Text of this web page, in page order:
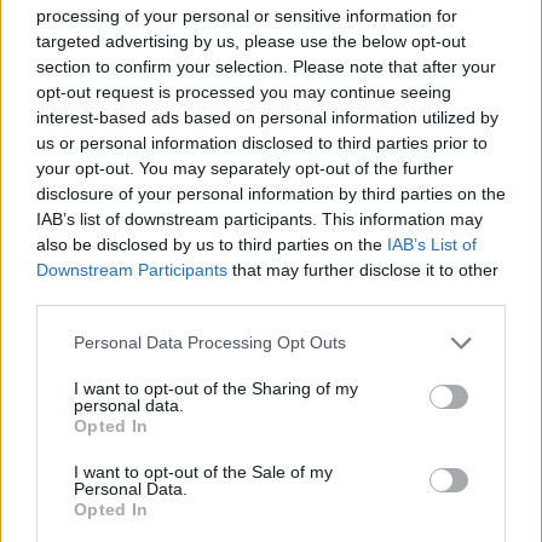
processing of your personal or sensitive information for
targeted advertising by us, please use the below opt-out
section to confirm your selection. Please note that after your
opt-out request is processed you may continue seeing
interest-based ads based on personal information utilized by
us or personal information disclosed to third parties prior to
your opt-out. You may separately opt-out of the further
disclosure of your personal information by third parties on the
IAB’s list of downstream participants. This information may
also be disclosed by us to third parties on the IAB’s List of
Downstream Participants that may further disclose it to other
Please note that this website/app uses one or more Google
not limited to your visit or usage behaviour. You may click to
grant or deny consent to Google and its third-party tags to
use your data for below specified purposes in below Google
consent section.
Personal Data Processing Opt Outs
I want to opt-out of the Sharing of my
personal data.
Opted In
I want to opt-out of the Sale of my
Personal Data.
Opted In
Lemezének címe, aPrivát népzenelátszólag
önmagának ellentmondó szókapcsolat. Az az
érzésünk, hogy vagy a privát, vagy a népzene
szót kellett volna legalább idézőjelbe tennie.
A népzenét ugyanis nem lehet csak úgy
egyszerűen privatizálni, mert az a lényege,
hogy egy közösség használja. Dongó mégis
pimaszul megtette ezt. Megtehette, mert
amit a lemezen hallunk, azt csak ő tudja
eljátszani. Ezért törődjön bele mindenki: jó ez
Hogy mi hallható a lemezen?
Bartók és Kodály 12 rövidke műve a
parasztzene archaikus játékmódjainak
csúcsteljesítmények által ihletett saját,
kortárs népzenei feldolgozások.